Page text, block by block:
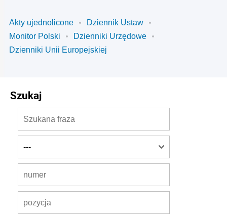
Akty ujednolicone
Dziennik Ustaw
Monitor Polski
Dzienniki Urzędowe
Dzienniki Unii Europejskiej
Szukaj